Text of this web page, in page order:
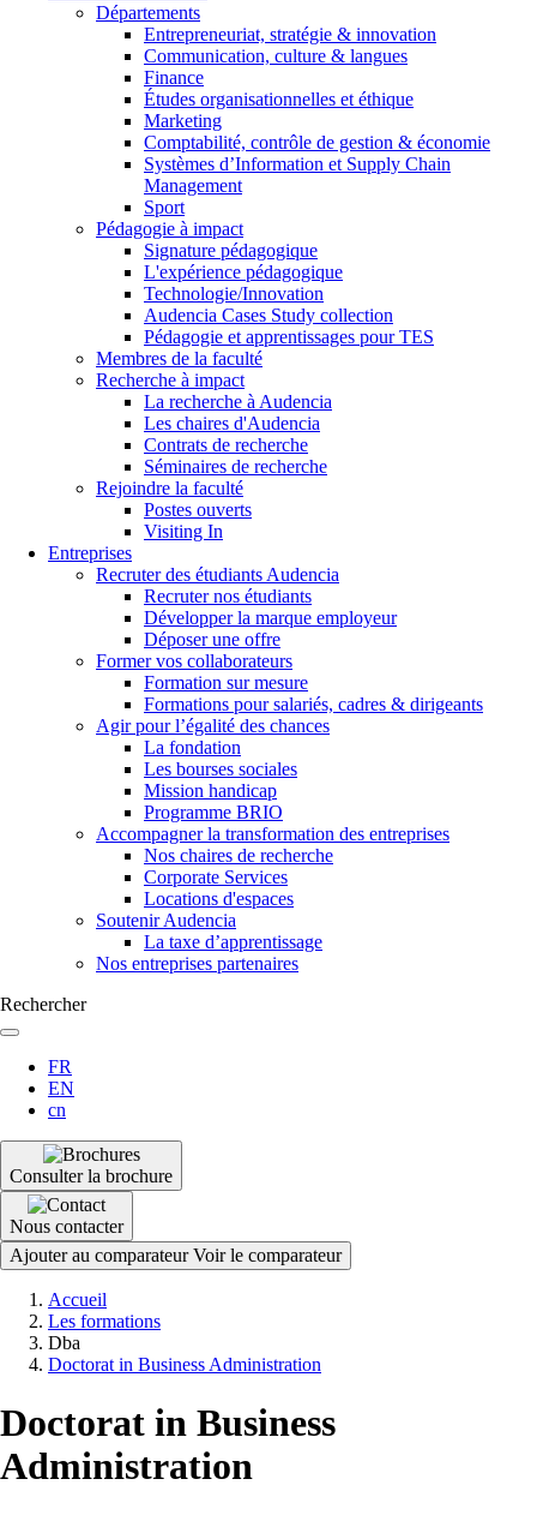
Départements
Entrepreneuriat, stratégie & innovation
Communication, culture & langues
Finance
Études organisationnelles et éthique
Marketing
Comptabilité, contrôle de gestion & économie
Systèmes d’Information et Supply Chain
Management
Sport
Pédagogie à impact
Signature pédagogique
L'expérience pédagogique
Technologie/Innovation
Audencia Cases Study collection
Pédagogie et apprentissages pour TES
Membres de la faculté
Recherche à impact
La recherche à Audencia
Les chaires d'Audencia
Contrats de recherche
Séminaires de recherche
Rejoindre la faculté
Postes ouverts
Visiting In
Entreprises
Recruter des étudiants Audencia
Recruter nos étudiants
Développer la marque employeur
Déposer une offre
Former vos collaborateurs
Formation sur mesure
Formations pour salariés, cadres & dirigeants
Agir pour l’égalité des chances
La fondation
Les bourses sociales
Mission handicap
Programme BRIO
Accompagner la transformation des entreprises
Nos chaires de recherche
Corporate Services
Locations d'espaces
Soutenir Audencia
La taxe d’apprentissage
Nos entreprises partenaires
Rechercher
FR
EN
cn
Consulter la brochure
Nous contacter
Ajouter au comparateur Voir le comparateur
d'Ariane
Accueil
Les formations
Dba
Doctorat in Business Administration
Doctorat in Business
Administration